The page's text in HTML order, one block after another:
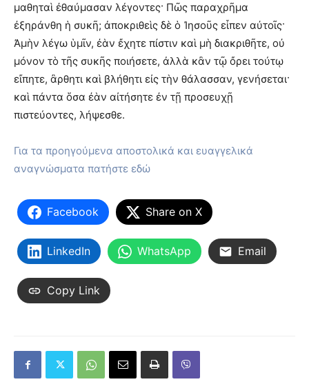
μαθηταὶ ἐθαύμασαν λέγοντες· Πῶς παραχρῆμα
ἐξηράνθη ἡ συκῆ; ἀποκριθεὶς δὲ ὁ Ἰησοῦς εἶπεν αὐτοῖς·
Ἀμὴν λέγω ὑμῖν, ἐὰν ἔχητε πίστιν καὶ μὴ διακριθῆτε, οὐ
μόνον τὸ τῆς συκῆς ποιήσετε, ἀλλὰ κἂν τῷ ὄρει τούτῳ
εἴπητε, ἂρθητι καὶ βλήθητι εἰς τὴν θάλασσαν, γενήσεται·
καὶ πάντα ὅσα ἐὰν αἰτήσητε ἐν τῇ προσευχῇ
πιστεύοντες, λήψεσθε.
Για τα προηγούμενα αποστολικά και ευαγγελικά
αναγνώσματα πατήστε εδώ
Facebook Share on X
LinkedIn WhatsApp Email
Copy Link